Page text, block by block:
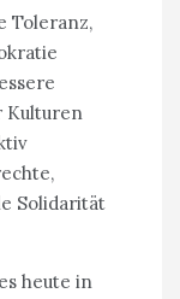
Toleranz,
Kulturen
Solidarität
heute in